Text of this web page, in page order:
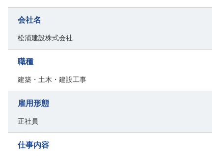
会社名
松浦建設株式会社
職種
建築・土木・建設工事
雇用形態
正社員
仕事内容